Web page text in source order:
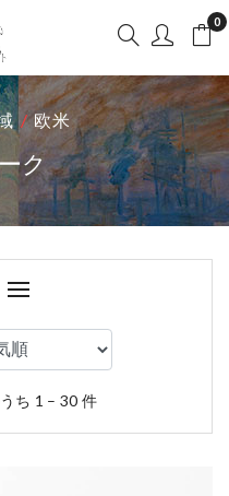
0
欧米
ク
ち 1 – 30 件